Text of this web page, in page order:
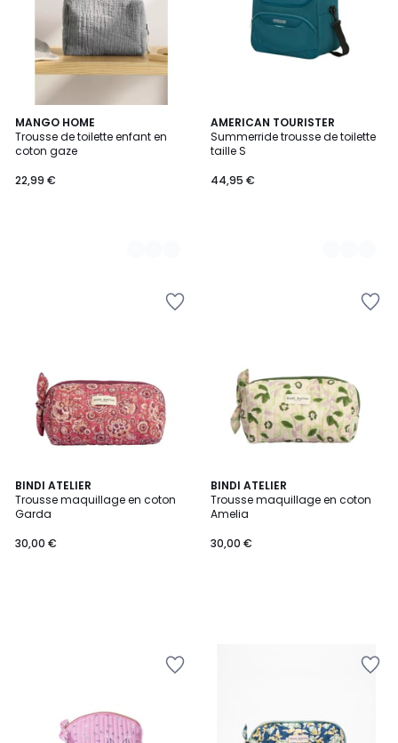
MANGO HOME
Trousse de toilette enfant en
coton gaze
22,99 €
2
Couleurs
AMERICAN TOURISTER
Summerride trousse de toilette
taille S
44,95 €
3
Couleurs
BINDI ATELIER
Trousse maquillage en coton
Garda
30,00 €
BINDI ATELIER
Trousse maquillage en coton
Amelia
30,00 €